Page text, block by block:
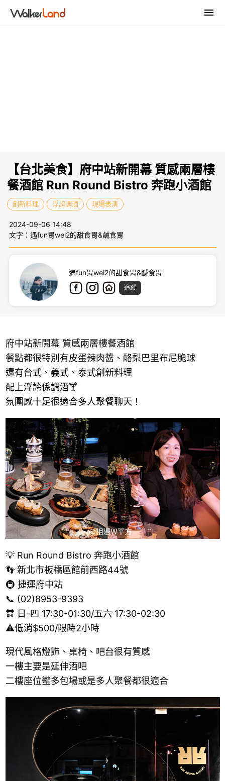
【台北美食】府中站新開幕 質感兩層樓
餐酒館 Run Round Bistro 奔跑小酒館
創新料理 浮誇調酒 現場表演
2024-09-06 14:48
文字：遇fun胃wei2的甜食胃&鹹食胃
遇fun胃wei2的甜食胃&鹹食胃
追蹤
府中站新開幕 質感兩層樓餐酒館
餐點都很特別有皮蛋辣肉醬、酪梨巴里布尼脆球
還有台式、義式、泰式創新料理
配上浮誇係調酒🍸
氛圍感十足很適合多人聚餐聊天！
💡 Run Round Bistro 奔跑小酒館
👣 新北市板橋區館前西路44號
🚇 捷運府中站
📞 (02)8953-9393
🔛 日-四 17:30-01:30/五六 17:30-02:30
⚠️低消$500/限時2小時
現代風格燈飾、桌椅、吧台很有質感
一樓主要是延伸酒吧
二樓座位蠻多包場或是多人聚餐都很適合